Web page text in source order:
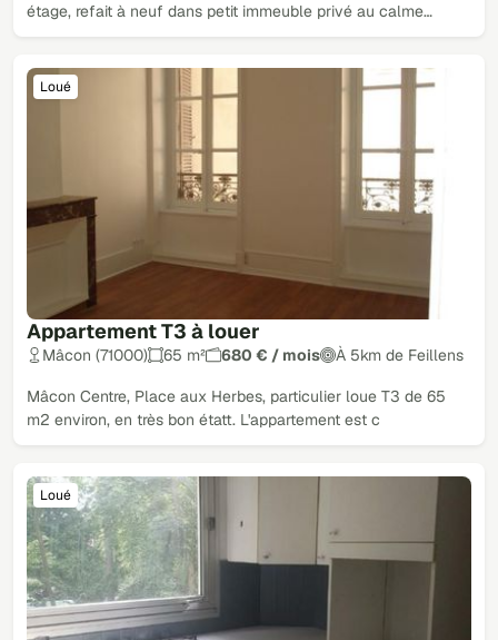
étage, refait à neuf dans petit immeuble privé au calme…
Appartement T3 à louer
Loué
Mâcon (71000) 65 m² 680 € / mois À 5km de Feillens
Mâcon Centre, Place aux Herbes, particulier loue T3 de 65
m2 environ, en très bon étatt. L'appartement est c
Loué